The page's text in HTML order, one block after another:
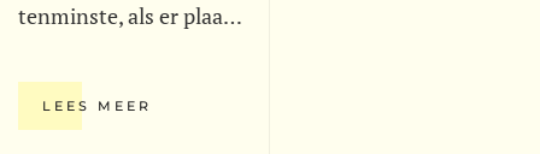
tenminste, als er plaa…
LEES MEER